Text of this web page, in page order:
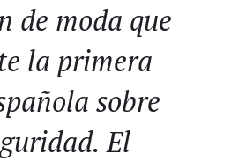
de moda que
la primera
sobre
El